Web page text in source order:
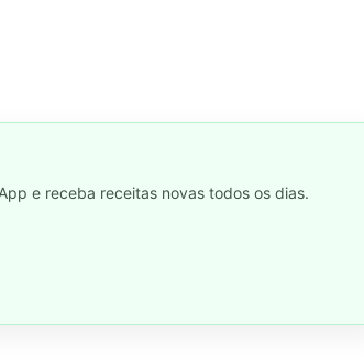
e receba receitas novas todos os dias.